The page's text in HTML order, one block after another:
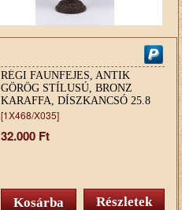
RÉGI FAUNFEJES, ANTIK
GÖRÖG STÍLUSÚ, BRONZ
KARAFFA, DÍSZKANCSÓ 25.8
CM
[1X468/X035]
32.000 Ft
Részletek